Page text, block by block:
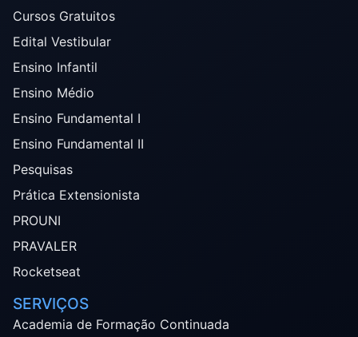
Cursos Gratuitos
Edital Vestibular
Ensino Infantil
Ensino Médio
Ensino Fundamental I
Ensino Fundamental II
Pesquisas
Prática Extensionista
PROUNI
PRAVALER
Rocketseat
SERVIÇOS
Academia de Formação Continuada